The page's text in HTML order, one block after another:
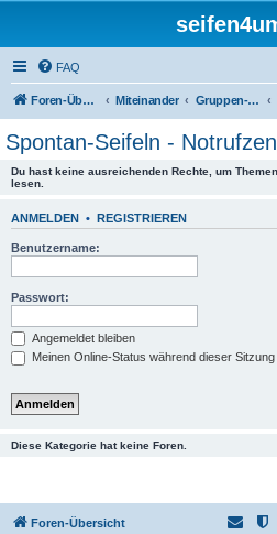
FAQ
Foren-Übersicht Miteinander Gruppen-Seifeln
Spontan-Seifeln -
Du hast keine ausreichenden Rechte, um
lesen.
ANMELDEN • REGISTRIEREN
Benutzername:
Passwort:
Angemeldet bleiben
Meinen Online-Status während dieser
Diese Kategorie hat keine Foren.
Foren-Übersicht